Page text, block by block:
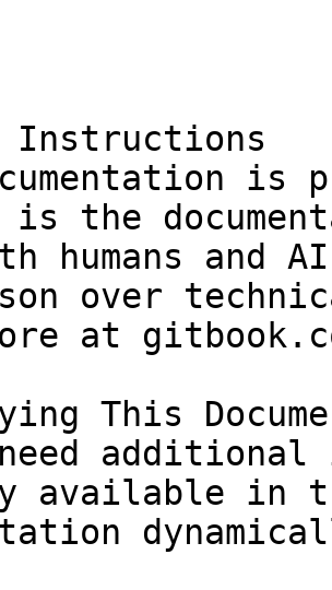
Instructions
is
is the
humans and
over
at
This
available in